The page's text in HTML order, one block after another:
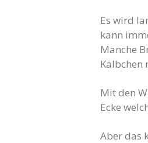
Es wird
kann
Manche
Kälbchen
Mit den
Ecke
Aber das